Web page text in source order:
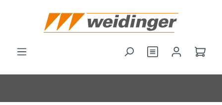
springen
Du hast 0